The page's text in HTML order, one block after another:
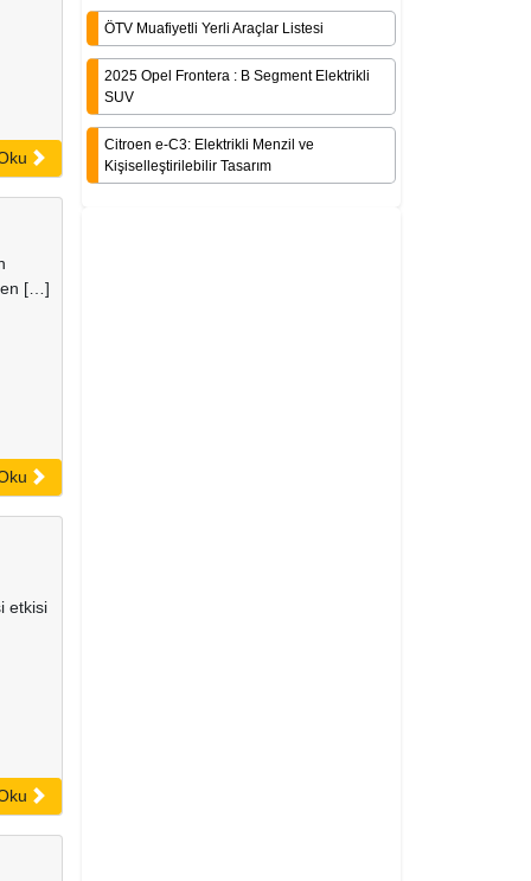
[…]
etkisi
ÖTV Muafiyetli Yerli Araçlar Listesi
2025 Opel Frontera : B Segment Elektrikli
SUV
Citroen e-C3: Elektrikli Menzil ve
Kişiselleştirilebilir Tasarım